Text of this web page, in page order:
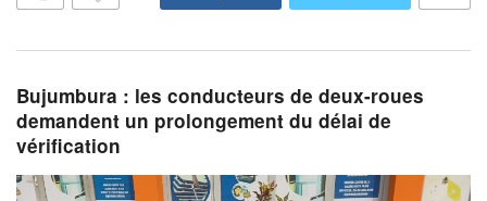
Bujumbura : les conducteurs de deux-roues
demandent un prolongement du délai de
vérification